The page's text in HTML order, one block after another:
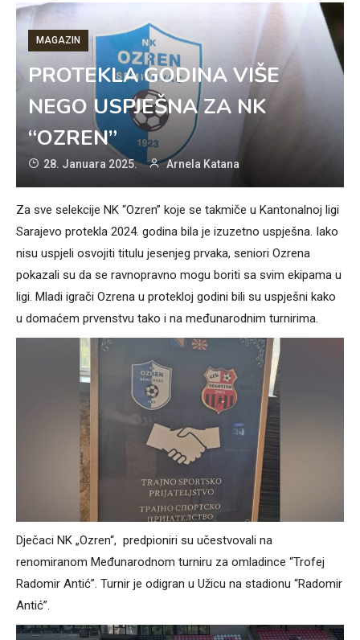
MAGAZIN
PROTEKLA GODINA VIŠE
NEGO USPJEŠNA ZA NK
“OZREN”
28. Januara 2025. Arnela Katana
Za sve selekcije NK “Ozren” koje se takmiče u Kantonalnoj ligi
Sarajevo protekla 2024. godina bila je izuzetno uspješna. Iako
nisu uspjeli osvojiti titulu jesenjeg prvaka, seniori Ozrena
pokazali su da se ravnopravno mogu boriti sa svim ekipama u
ligi. Mladi igrači Ozrena u protekloj godini bili su uspješni kako
u domaćem prvenstvu tako i na međunarodnim turnirima.
Dječaci NK „Ozren“, predpioniri su učestvovali na
renomiranom Međunarodnom turniru za omladince “Trofej
Radomir Antić”. Turnir je odigran u Užicu na stadionu “Radomir
Antić”.